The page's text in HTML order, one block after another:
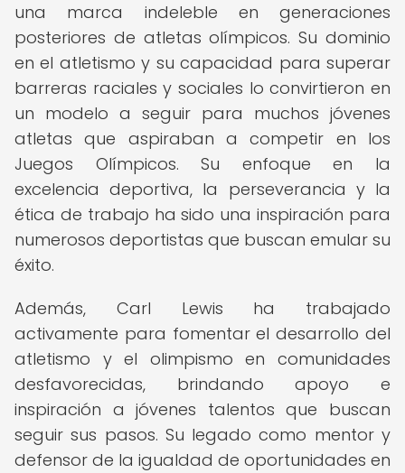
una marca indeleble en generaciones
posteriores de atletas olímpicos. Su dominio
en el atletismo y su capacidad para superar
barreras raciales y sociales lo convirtieron en
un modelo a seguir para muchos jóvenes
atletas que aspiraban a competir en los
Juegos Olímpicos. Su enfoque en la
excelencia deportiva, la perseverancia y la
ética de trabajo ha sido una inspiración para
numerosos deportistas que buscan emular su
éxito.
Además, Carl Lewis ha trabajado
activamente para fomentar el desarrollo del
atletismo y el olimpismo en comunidades
desfavorecidas, brindando apoyo e
inspiración a jóvenes talentos que buscan
seguir sus pasos. Su legado como mentor y
defensor de la igualdad de oportunidades en